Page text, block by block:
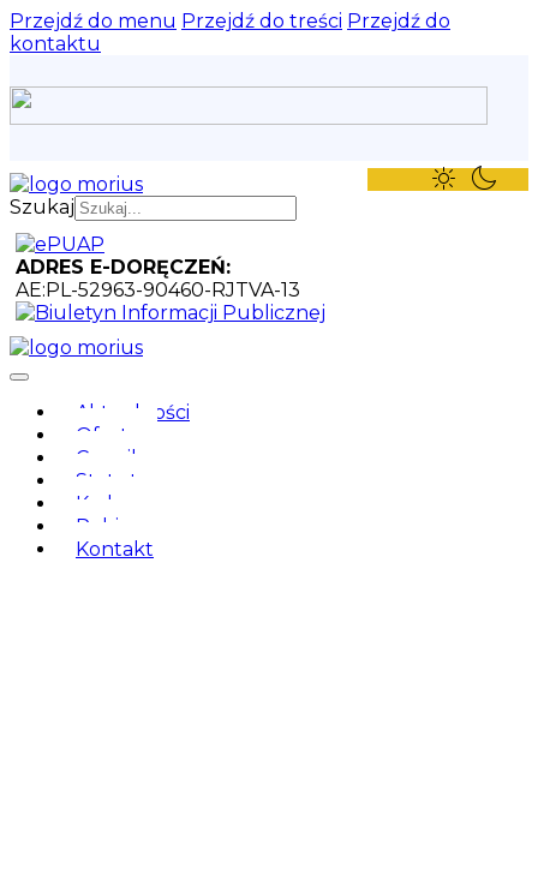
Przejdź do menu Przejdź do treści Przejdź do
kontaktu
Szukaj
ADRES E-DORĘCZEŃ:
AE:PL-52963-90460-RJTVA-13
Aktualności
Oferta
Cennik
Statut
Kadra
Pobierz
Kontakt